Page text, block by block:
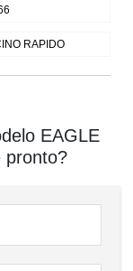
RAPIDO
EAGLE
pronto?